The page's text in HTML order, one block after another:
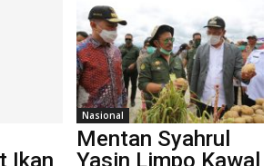
Ikan
Nasional
Mentan Syahrul
Yasin Limpo Kawal